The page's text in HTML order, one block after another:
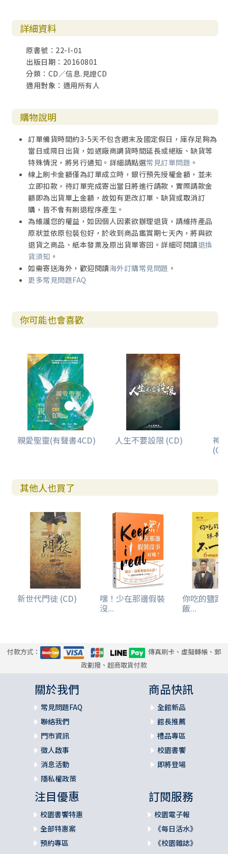
詳細資料
原書號：22-I-01
出版日期：20160801
分類：CD／信息.見證CD
適用對象：適用所有人
購物說明
訂單備貨時間約3-5天不包含週末及國定假日，庫存足夠為
當日或隔日出貨，如遇廠商調貨時間延長或絕版、缺貨等
特殊情況，將另行通知。詳細請點選常見訂單問題 。
線上刷卡金額僅為訂單成立時，銀行預先授權金額，並未
立即扣款，待訂單完成寄出當日將進行請款，實際請款金
額即為出貨單上金額，故如有更改訂單、缺貨或取消訂
購，皆不會有刷退程序產生。
為維護您的權益，如因個人因素欲辦理退貨，請維持產品
原狀並依原包裝包好，於收到商品鑑賞期七天內，將與欲
退貨之商品、紙本發票及原出貨單寄回。詳細可閱讀退換
貨須知 。
如需寄送海外，歡迎閱讀海外訂購常見問題 。
更多常見問題FAQ
你可能也會喜歡
親愛聖靈(有聲書4CD) 人生不要設限 (CD) 神
其他人也買了
新世代門徒 (CD) 嘿！少在那邊假裝
沒...
你吃的鹽跟
飯...
付款方式：
傳真刷卡、虛擬轉帳、郵
政劃撥、超商取貨付款
關於我們
常見問題FAQ
聯絡我們
門市資訊
徵人啟事
消息活動
隱私權政策
商品快訊
全館新品
館長推薦
禮品專區
校園書饗
即將登場
注目優惠
校園書饗特惠
全部特惠案
預約專區
訂閱服務
校園電子報
《每日活水》
《校園雜誌》